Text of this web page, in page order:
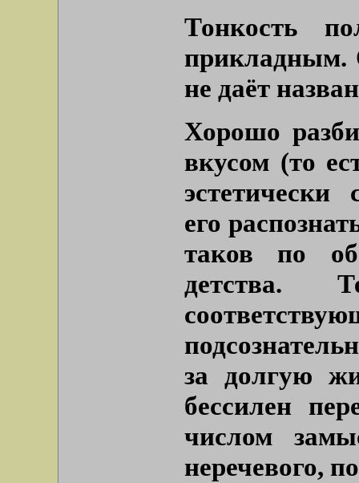
Тонкость
прикладным.
не даёт
Хорошо
вкусом (то
эстетически
его
таков по
детства.
за долгую
бессилен
числом
неречевого,